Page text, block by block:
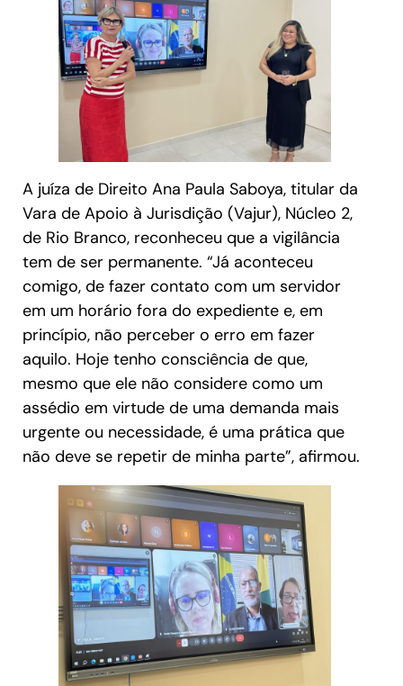
A juíza de Direito Ana Paula Saboya, titular da
Vara de Apoio à Jurisdição (Vajur), Núcleo 2,
de Rio Branco, reconheceu que a vigilância
tem de ser permanente. “Já aconteceu
comigo, de fazer contato com um servidor
em um horário fora do expediente e, em
princípio, não perceber o erro em fazer
aquilo. Hoje tenho consciência de que,
mesmo que ele não considere como um
assédio em virtude de uma demanda mais
urgente ou necessidade, é uma prática que
não deve se repetir de minha parte”, afirmou.